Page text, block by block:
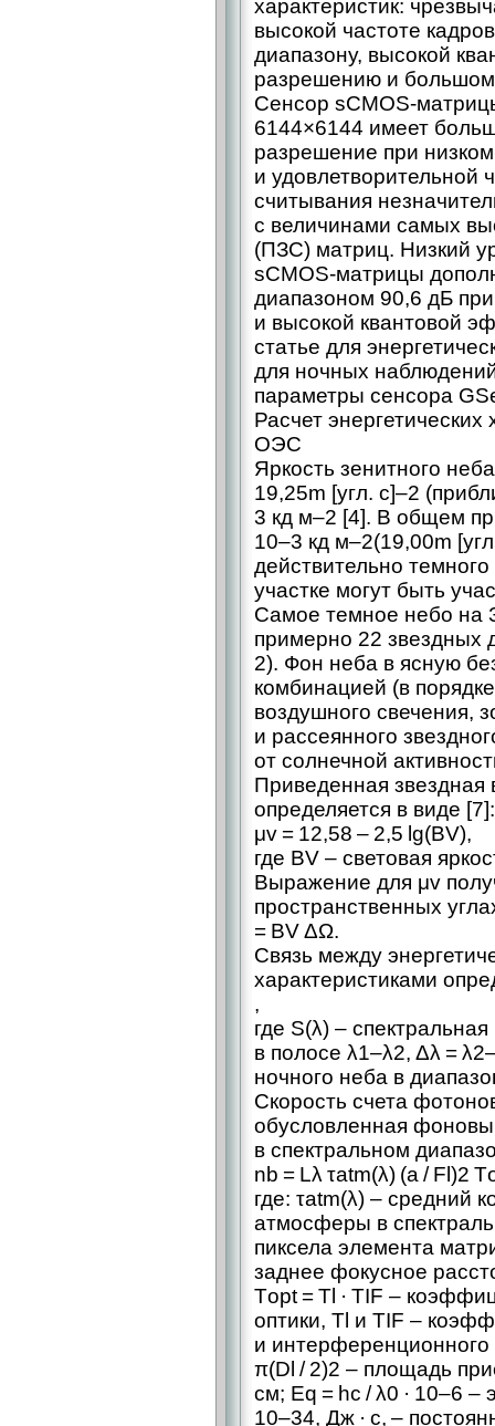
характеристик:
высокой частоте
диапазону, высокой
разрешению и
Сенсор sCMOS-
6144×6144 имеет
разрешение при
и удовлетворительной
считывания
с величинами самых
(ПЗС) матриц. Низкий
sCMOS-матрицы
диапазоном 90,6 дБ при
и высокой квантовой
статье для
для ночных
параметры сенсора
Расчет энергетических
ОЭС
Яркость зенитного
19,25m [угл. с]–2
3 кд м–2 [4]. В общем
10–3 кд м–2(19,00m
действительно
участке могут быть
Самое темное небо на
примерно 22 звездных
2). Фон неба в ясную
комбинацией (в
воздушного свечения,
и рассеянного
от солнечной
Приведенная
определяется в виде [7]:
μv = 12,58 – 2,5 lg(BV),
где BV – ​световая
Выражение для μv
пространственных
= BV ΔΩ.
Связь между
характеристиками
,
где S(λ) –
в полосе λ1–λ2, Δλ =
ночного неба в
Скорость счета
обусловленная
в спектральном
nb = Lλ τatm(λ) (a / Fl)2
где: τatm(λ) – ​средний
атмосферы в
пиксела элемента
заднее фокусное
Тopt = Tl · TIF –
оптики, Tl и TIF –
и
π(Dl / 2)2 – ​площадь
см; Eq = hс / λ0 · 10–6 –
10–34, Дж · с, –